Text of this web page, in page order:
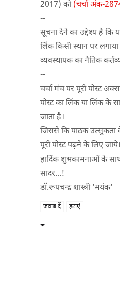
2017) को(चर्चा अंक-
--
सूचना देने का उद्देश्य है कि
लिंक किसी स्थान पर
व्यवस्थापक का नैतिक
--
चर्चा मंच पर पूरी पोस्ट
पोस्ट का लिंक या लिंक के
जाता है।
जिससे कि पाठक
पूरी पोस्ट पढ़ने के लिए जाये।
हार्दिक शुभकामनाओं के
सादर...!
डॉ.रूपचन्द्र शास्त्री 'मयंक'
जवाब दें हटाएं